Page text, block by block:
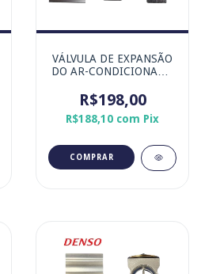
VÁLVULA DE EXPANSÃO
DO AR-CONDICIONADO
ORIGINAL DOOWON
R$198,00
R$188,10 com Pix